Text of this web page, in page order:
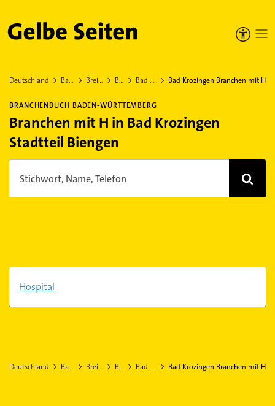
Gelbe Seiten
Deutschland Baden-Württemberg Breisgau-Hochschwarzwald Bad Krozingen Bad Krozingen Stadtteil Biengen Bad Krozingen Branchen mit H
BRANCHENBUCH BADEN-WÜRTTEMBERG
Branchen mit H in Bad Krozingen
Stadtteil Biengen
Stichwort, Name, Telefon
Hospital
Deutschland Baden-Württemberg Breisgau-Hochschwarzwald Bad Krozingen Bad Krozingen Stadtteil Biengen Bad Krozingen Branchen mit H